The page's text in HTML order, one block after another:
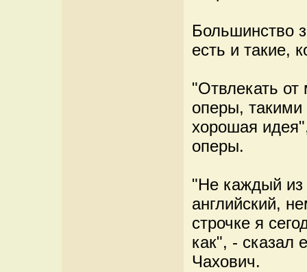
Большинство
есть и такие,
"Отвлекать от
оперы, такими
хорошая
оперы.
"Не каждый из
английский,
строчке я
как", - сказал
Чахович.